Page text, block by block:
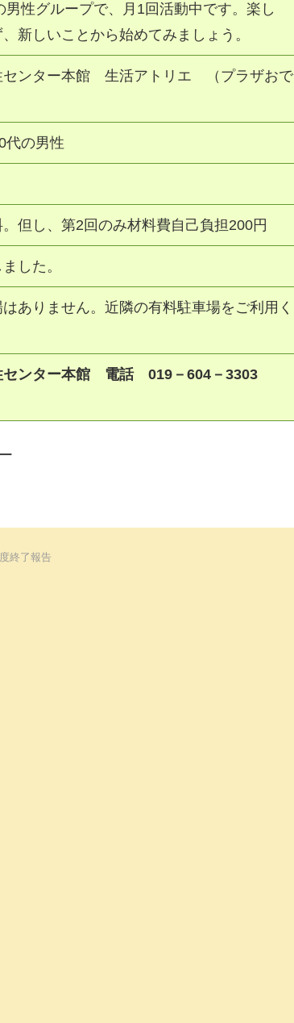
男性グループで、月1回活動中です。楽し
新しいことから始めてみましょう。
センター本館 生活アトリエ （プラザおで
代の男性
但し、第2回のみ材料費自己負担200円
した。
ありません。近隣の有料駐車場をご利用く
ンター本館 電話 019－604－3303
終了報告